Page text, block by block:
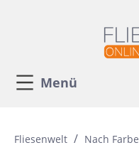
Menü
Fliesenwelt / Nach Farbe